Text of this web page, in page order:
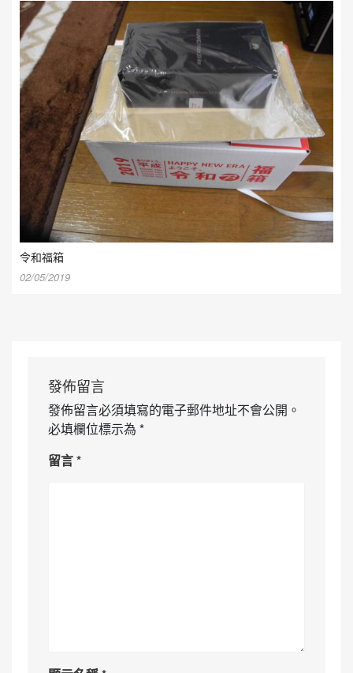
令和福箱
02/05/2019
發佈留言
發佈留言必須填寫的電子郵件地址不會公開。
必填欄位標示為 *
留言*